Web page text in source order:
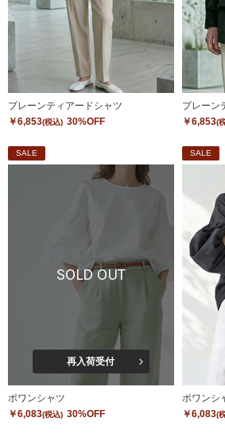
プレーンティアードシャツ
￥6,853(税込) 30%OFF
プレーン
￥6,853(
SALE
SOLD OUT
再入荷受付
ポワンシャツ
￥6,083(税込) 30%OFF
SALE
ポワンシ
￥6,083(